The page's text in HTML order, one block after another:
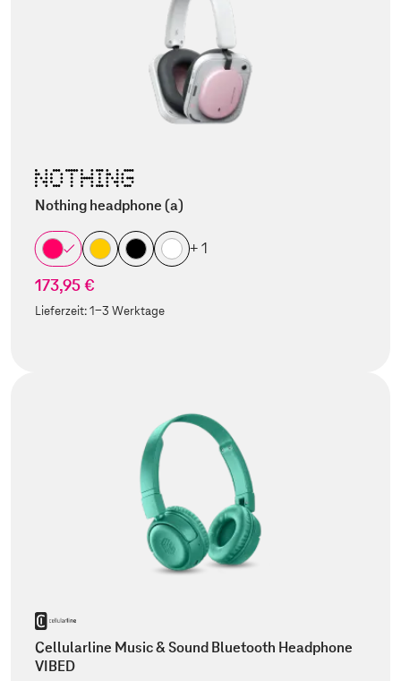
Nothing headphone (a)
+ 1
173,95 €
Lieferzeit:1-3 Werktage
Cellularline Music & Sound Bluetooth Headphone
VIBED